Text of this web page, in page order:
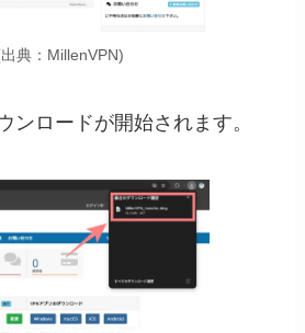
典：MillenVPN)
ンロードが開始されます。